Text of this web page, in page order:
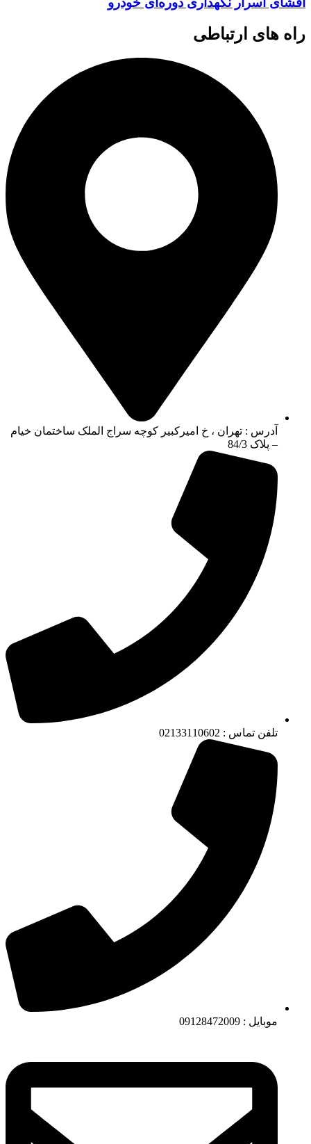
راه های ارتباطی
آدرس : تهران ، خ امیرکبیر کوچه سراج الملک ساختمان خیام
– پلاک 84/3
تلفن تماس : 02133110602
موبایل : 09128472009